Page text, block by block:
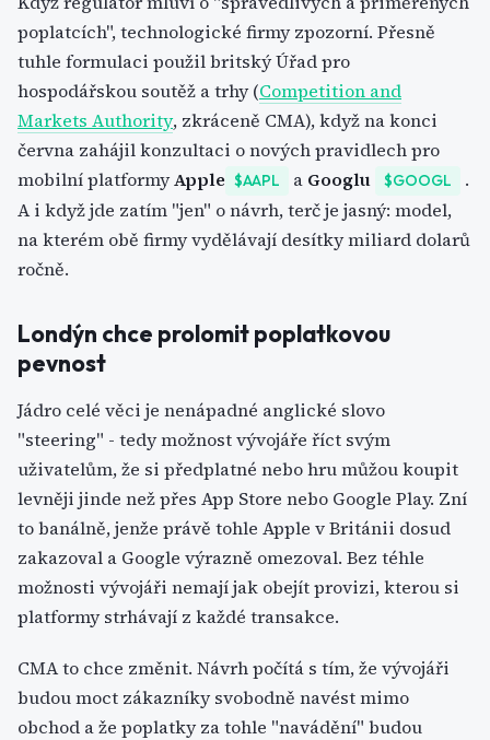
poplatcích", technologické firmy zpozorní. Přesně
tuhle formulaci použil britský Úřad pro
hospodářskou soutěž a trhy (Competition and
Markets Authority, zkráceně CMA), když na konci
června zahájil konzultaci o nových pravidlech pro
mobilní platformyApple $AAPL a Googlu $GOOGL
.
A i když jde zatím "jen" o návrh, terč je jasný: model,
na kterém obě firmy vydělávají desítky miliard dolarů
ročně.
Londýn chce prolomit poplatkovou
pevnost
Jádro celé věci je nenápadné anglické slovo
"steering" - tedy možnost vývojáře říct svým
uživatelům, že si předplatné nebo hru můžou koupit
levněji jinde než přes App Store nebo Google Play. Zní
to banálně, jenže právě tohle Apple v Británii dosud
zakazoval a Google výrazně omezoval. Bez téhle
možnosti vývojáři nemají jak obejít provizi, kterou si
platformy strhávají z každé transakce.
CMA to chce změnit. Návrh počítá s tím, že vývojáři
budou moct zákazníky svobodně navést mimo
obchod a že poplatky za tohle "navádění" budou